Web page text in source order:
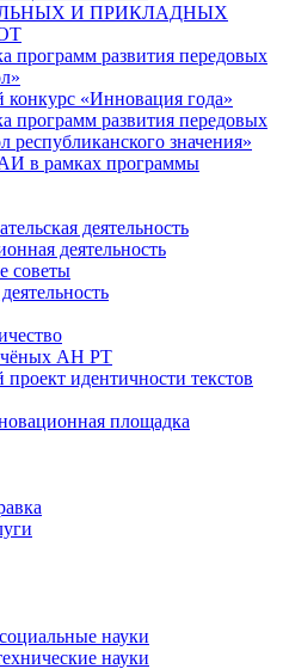
И ПРИКЛАДНЫХ
программ развития передовых
конкурс «Инновация года»
программ развития передовых
значения»
в рамках программы
деятельность
деятельность
советы
АН РТ
идентичности текстов
площадка
науки
науки